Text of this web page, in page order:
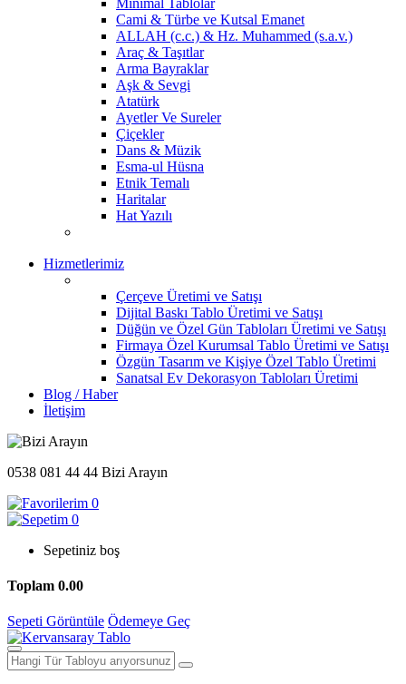
Cami & Türbe ve Kutsal Emanet
ALLAH (c.c.) & Hz. Muhammed (s.a.v.)
Araç & Taşıtlar
Arma Bayraklar
Aşk & Sevgi
Atatürk
Ayetler Ve Sureler
Çiçekler
Dans & Müzik
Esma-ul Hüsna
Etnik Temalı
Haritalar
Hat Yazılı
Hizmetlerimiz
Çerçeve Üretimi ve Satışı
Dijital Baskı Tablo Üretimi ve Satışı
Düğün ve Özel Gün Tabloları Üretimi ve Satışı
Firmaya Özel Kurumsal Tablo Üretimi ve Satışı
Özgün Tasarım ve Kişiye Özel Tablo Üretimi
Sanatsal Ev Dekorasyon Tabloları Üretimi
Blog / Haber
İletişim
0538 081 44 44 Bizi Arayın
0
0
Sepetiniz boş
Toplam 0.00
Sepeti Görüntüle Ödemeye Geç